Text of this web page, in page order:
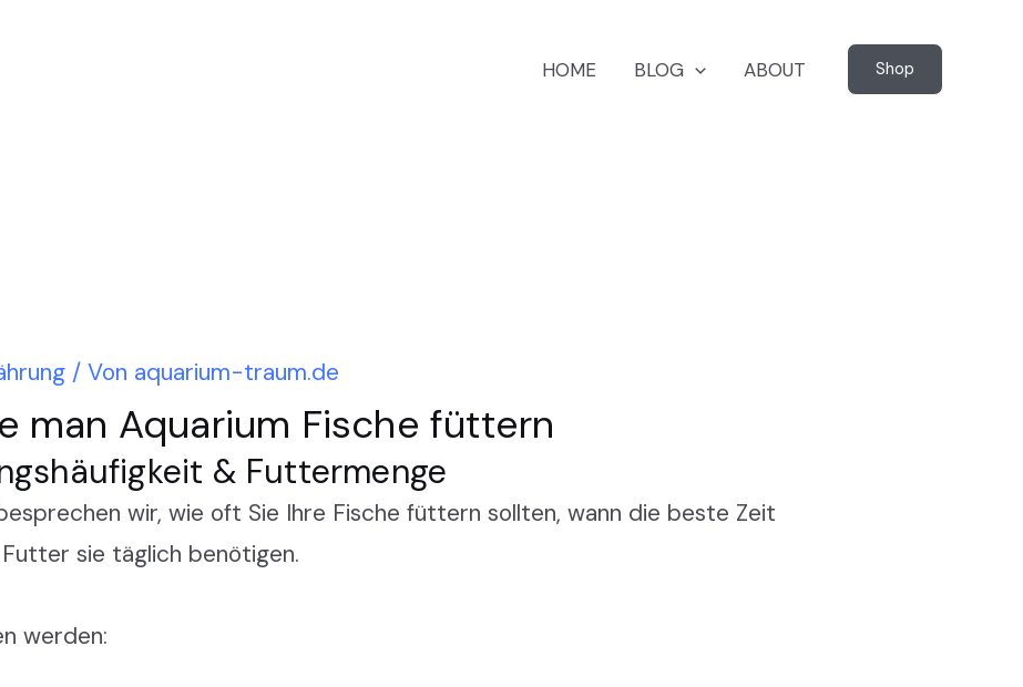
HOME BLOG ABOUT Shop
/ Von aquarium-traum.de
man Aquarium Fische füttern
& Futtermenge
wir, wie oft Sie Ihre Fische füttern sollten, wann die beste Zeit
sie täglich benötigen.
werden: